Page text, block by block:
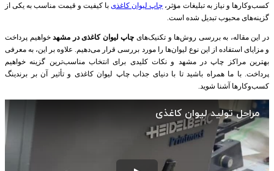
کسب‌وکارها و نیاز به تبلیغات مؤثر، چاپ لیوان کاغذی با کیفیت و قیمت مناسب به یکی از
گزینه‌های محبوب تبدیل شده است.
در این مقاله، به بررسی روش‌ها و تکنیک‌های چاپ لیوان کاغذی در مشهدخواهیم پرداخت
و مزایای استفاده از این نوع لیوان‌ها را مورد بررسی قرار می‌دهیم. علاوه بر این، به معرفی
بهترین مراکز چاپ در مشهد و نکات کلیدی برای انتخاب مناسب‌ترین گزینه خواهیم
پرداخت. با ما همراه باشید تا با دنیای جذاب چاپ لیوان کاغذی و تأثیر آن بر برندینگ
کسب‌وکارها آشنا شوید.